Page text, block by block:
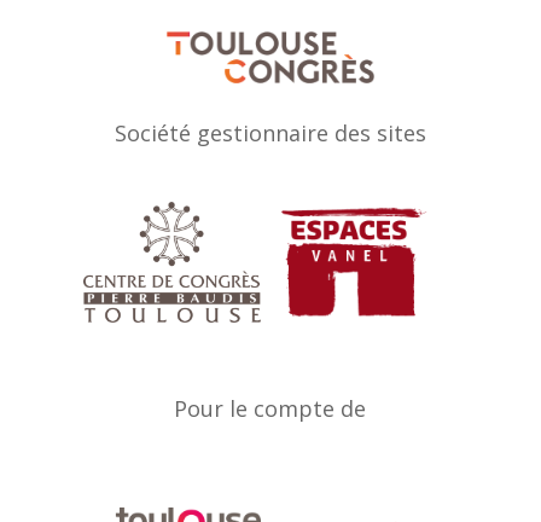
Société gestionnaire des sites
Pour le compte de